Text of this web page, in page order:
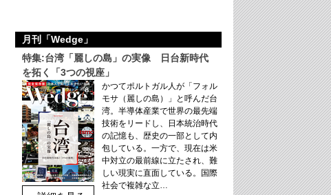
月刊「Wedge」
特集:台湾「麗しの島」の実像 日台新時代
を拓く「3つの視座」
かつてポルトガル人が「フォル
モサ（麗しの島）」と呼んだ台
湾。半導体産業で世界の最先端
技術をリードし、日本統治時代
の記憶も、歴史の一部として内
包している。一方で、現在は米
中対立の最前線に立たされ、難
しい現実に直面している。国際
社会で複雑な立…